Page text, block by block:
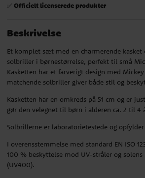
✅ Officielt licenserede produkter
Beskrivelse
Et komplet sæt med en charmerende
solbriller i børnestørrelse, perfekt til små
Kasketten har et farverigt design med
matchende solbriller giver både stil og
Kasketten har en omkreds på 51 cm og er
gør den velegnet til børn i alderen ca. 2 til 4
Solbrillerne er laboratorietestede og
I overensstemmelse med standard EN ISO
100 % beskyttelse mod UV-stråler og
(UV400).